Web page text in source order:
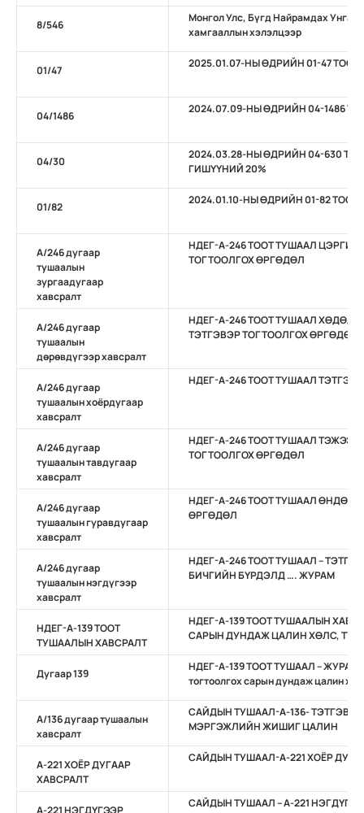
8/546
Монгол Улс, Бүгд Найрамдах Унгар
хамгааллын хэлэлцээр
01/47
2025.01.07-НЫ ӨДРИЙН 01-47
04/1486
2024.07.09-НЫ ӨДРИЙН 04-1486
04/30
2024.03.28-НЫ ӨДРИЙН 04-630
ГИШҮҮНИЙ 20%
01/82
2024.01.10-НЫ ӨДРИЙН 01-82
А/246 дугаар
тушаалын
зургаадугаар
хавсралт
НДЕГ-А-246 ТООТ ТУШААЛ
ТОГТООЛГОХ ӨРГӨДӨЛ
А/246 дугаар
тушаалын
дөрөвдүгээр хавсралт
НДЕГ-А-246 ТООТ ТУШААЛ
ТЭТГЭВЭР ТОГТООЛГОХ ӨРГӨДӨЛ
А/246 дугаар
тушаалын хоёрдугаар
хавсралт
НДЕГ-А-246 ТООТ ТУШААЛ
А/246 дугаар
тушаалын тавдугаар
хавсралт
НДЕГ-А-246 ТООТ ТУШААЛ
ТОГТООЛГОХ ӨРГӨДӨЛ
А/246 дугаар
тушаалын гуравдугаар
хавсралт
НДЕГ-А-246 ТООТ ТУШААЛ ӨНДӨР
ӨРГӨДӨЛ
А/246 дугаар
тушаалын нэгдүгээр
хавсралт
НДЕГ-А-246 ТООТ ТУШААЛ –
БИЧГИЙН БҮРДЭЛД …. ЖУРАМ
НДЕГ-А-139 ТООТ
ТУШААЛЫН ХАВСРАЛТ
НДЕГ-А-139 ТООТ ТУШААЛЫН
САРЫН ДУНДАЖ ЦАЛИН ХӨЛС,
Дугаар 139
НДЕГ-А-139 ТООТ ТУШААЛ – ЖУРАМ
тогтоолгох сарын дундаж цалин
А/136 дугаар тушаалын
хавсралт
САЙДЫН ТУШААЛ-А-136-
МЭРГЭЖЛИЙН ЖИШИГ ЦАЛИН
А-221 ХОЁР ДУГААР
ХАВСРАЛТ
САЙДЫН ТУШААЛ-А-221 ХОЁР
САЙДЫН ТУШААЛ – А-221